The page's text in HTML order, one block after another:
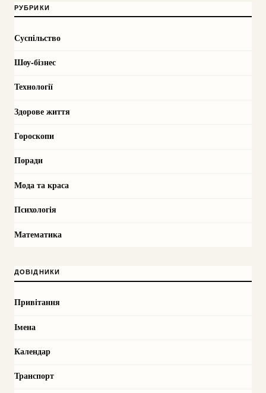
РУБРИКИ
Суспільство
Шоу-бізнес
Технології
Здорове життя
Гороскопи
Поради
Мода та краса
Психологія
Математика
ДОВІДНИКИ
Привітання
Імена
Календар
Транспорт